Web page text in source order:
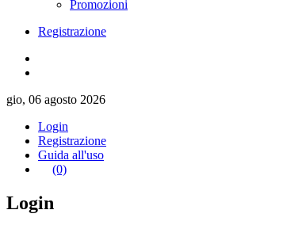
Promozioni
Registrazione
gio, 06 agosto 2026
Login
Registrazione
Guida all'uso
(0)
Login